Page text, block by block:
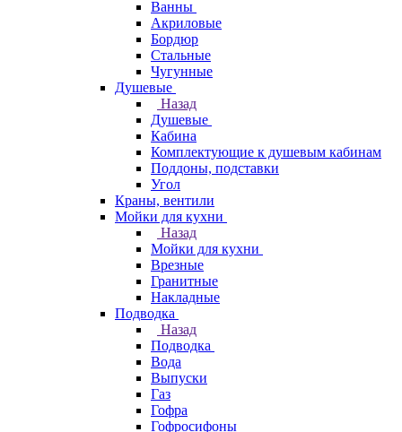
Ванны
Акриловые
Бордюр
Стальные
Чугунные
Душевые
Назад
Душевые
Кабина
Комплектующие к душевым кабинам
Поддоны, подставки
Угол
Краны, вентили
Мойки для кухни
Назад
Мойки для кухни
Врезные
Гранитные
Накладные
Подводка
Назад
Подводка
Вода
Выпуски
Газ
Гофра
Гофросифоны